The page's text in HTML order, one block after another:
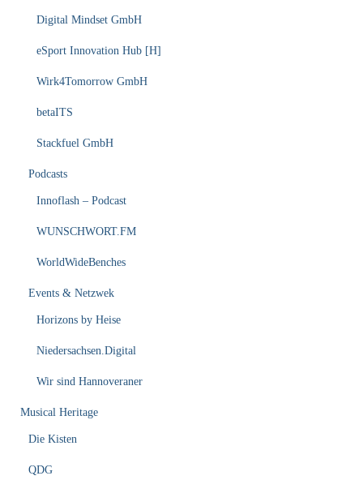
Digital Mindset GmbH
eSport Innovation Hub [H]
Wirk4Tomorrow GmbH
betaITS
Stackfuel GmbH
Podcasts
Innoflash – Podcast
WUNSCHWORT.FM
WorldWideBenches
Events & Netzwek
Horizons by Heise
Niedersachsen.Digital
Wir sind Hannoveraner
Musical Heritage
Die Kisten
QDG